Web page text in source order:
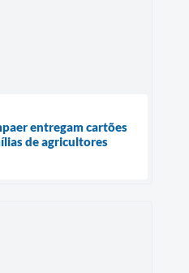
entregam cartões
de agricultores